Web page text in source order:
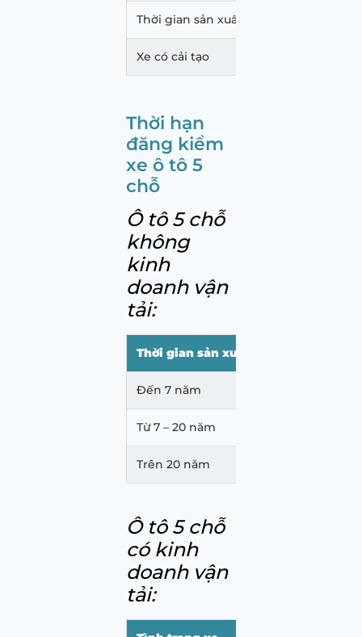
Thời gian sản xuất xe trên 5 năm
Xe có cải tạo
Thời hạn
đăng kiểm
xe ô tô 5
chỗ
Ô tô 5 chỗ
không
kinh
doanh vận
tải:
Thời gian sản xuất xe
Đến 7 năm
Từ 7 – 20 năm
Trên 20 năm
Ô tô 5 chỗ
có kinh
doanh vận
tải: